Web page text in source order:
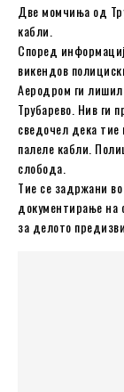
Две момчиња од
кабли.
Според
викендов
Аеродром ги
Трубарево. Нив ги
сведочел дека тие
палеле кабли.
слобода.
Тие се задржани
документирање на
за делото